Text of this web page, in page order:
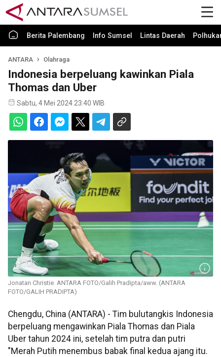
Berita Palembang Info Sumsel Lintas Daerah
ANTARA Olahraga
Indonesia berpeluang kawinkan Piala
Thomas dan Uber
Sabtu, 4 Mei 2024 23:40 WIB
Jonatan Christie. ANTARA FOTO/Galih Pradipta/aww. (ANTARA
FOTO/GALIH PRADIPTA)
Chengdu, China (ANTARA) - Tim bulutangkis Indonesia
berpeluang mengawinkan Piala Thomas dan Piala
Uber tahun 2024 ini, setelah tim putra dan putri
"Merah Putih menembus babak final kedua ajang itu.